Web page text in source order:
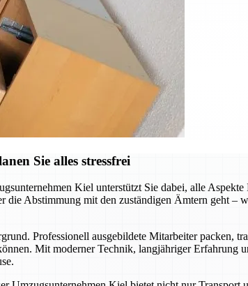
Sie alles stressfrei
Kiel unterstützt Sie dabei, alle
Abstimmung mit den zuständigen Ämtern geht –
Professionell ausgebildete Mitarbeiter packen,
Mit moderner Technik, langjähriger